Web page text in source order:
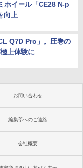
ホイール「CE28 N-p
向上
Q7D Pro」。圧巻の
上体験に
お問い合わせ
編集部へのご連絡
会社概要